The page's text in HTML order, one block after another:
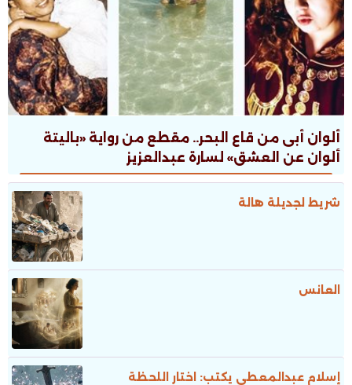
ألوان أبى من قاع البحر.. مقطع من رواية «باليتة
ألوان عن العشق» لسارة عبدالعزيز
شريط لجديلة هالة
العانس
إسلام عبدالمعطى يكتب: اختار اللحظة